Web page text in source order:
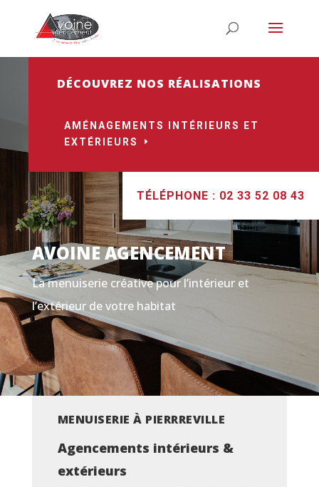
DÉCOUVREZ NOS RÉALISATIONS
AMÉNAGEMENTS INTÉRIEURS ET
EXTÉRIEURS
TÉLÉPHONE : 02 33 52 08 43
AVOINE AGENCEMENT
La menuiserie créative pour l’intérieur et
l’extérieur de votre habitat
MENUISERIE À PIERRREVILLE
Agencements intérieurs &
extérieurs